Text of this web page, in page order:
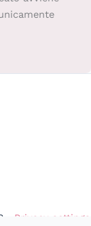
• Privacy settings